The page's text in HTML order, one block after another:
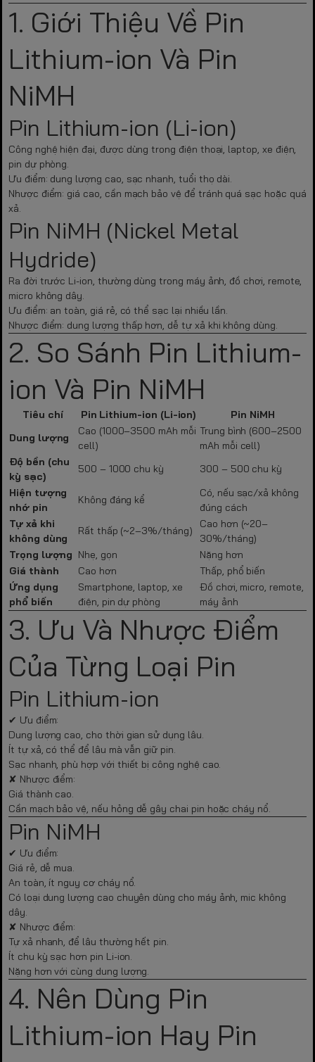
1. Giới Thiệu Về Pin
Lithium-ion Và Pin
NiMH
Pin Lithium-ion (Li-ion)
Công nghệ hiện đại, được dùng trong điện thoại, laptop, xe điện,
pin dự phòng.
Ưu điểm: dung lượng cao, sạc nhanh, tuổi thọ dài.
Nhược điểm: giá cao, cần mạch bảo vệ để tránh quá sạc hoặc quá
xả.
Pin NiMH (Nickel Metal
Hydride)
Ra đời trước Li-ion, thường dùng trong máy ảnh, đồ chơi, remote,
micro không dây.
Ưu điểm: an toàn, giá rẻ, có thể sạc lại nhiều lần.
Nhược điểm: dung lượng thấp hơn, dễ tự xả khi không dùng.
2. So Sánh Pin Lithium-
ion Và Pin NiMH
Tiêu chí Pin Lithium-ion (Li-ion)
Pin NiMH
Dung lượng
Cao (1000–3500 mAh mỗi
cell)
Trung bình (600–2500
mAh mỗi cell)
Độ bền (chu
kỳ sạc)
500 – 1000 chu kỳ
300 – 500 chu kỳ
Hiện tượng
nhớ pin
Không đáng kể
Có, nếu sạc/xả không
đúng cách
Tự xả khi
không dùng
Rất thấp (~2–3%/tháng)
Cao hơn (~20–
30%/tháng)
Trọng lượng Nhẹ, gọn
Nặng hơn
Giá thành
Cao hơn
Thấp, phổ biến
Ứng dụng
phổ biến
Smartphone, laptop, xe
điện, pin dự phòng
Đồ chơi, micro, remote,
máy ảnh
3. Ưu Và Nhược Điểm
Của Từng Loại Pin
Pin Lithium-ion
✔ Ưu điểm:
Dung lượng cao, cho thời gian sử dụng lâu.
Ít tự xả, có thể để lâu mà vẫn giữ pin.
Sạc nhanh, phù hợp với thiết bị công nghệ cao.
✘ Nhược điểm:
Giá thành cao.
Cần mạch bảo vệ, nếu hỏng dễ gây chai pin hoặc cháy nổ.
Pin NiMH
✔ Ưu điểm:
Giá rẻ, dễ mua.
An toàn, ít nguy cơ cháy nổ.
Có loại dung lượng cao chuyên dùng cho máy ảnh, mic không
dây.
✘ Nhược điểm:
Tự xả nhanh, để lâu thường hết pin.
Ít chu kỳ sạc hơn pin Li-ion.
Nặng hơn với cùng dung lượng.
4. Nên Dùng Pin
Lithium-ion Hay Pin